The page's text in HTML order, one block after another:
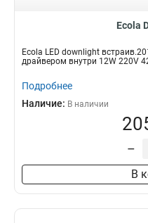
Ecola
Ecola LED downlight
драйвером внутри 12W 220V
Подробнее
Наличие: В наличии
–
В